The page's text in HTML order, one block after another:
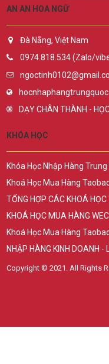
AN AN HOA NGỮ
Đà Nẵng, Việt Nam
0974.818.534 (Zalo/
DẠY CHÂN THÀNH -
KHÓA HỌC
Khóa Học Nhập Hàng
Khoá Học Mua Hàng
TỔNG HỢP CÁC KHOÁ
KHOÁ HỌC MUA HÀNG
Khoá Học Mua Hàng
NHẬP HÀNG KINH DOANH -
Copyright © 2021. All Rights